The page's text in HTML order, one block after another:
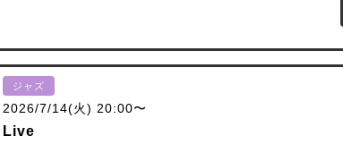
ジャズ
2026/7/14(火) 20:00〜
Live